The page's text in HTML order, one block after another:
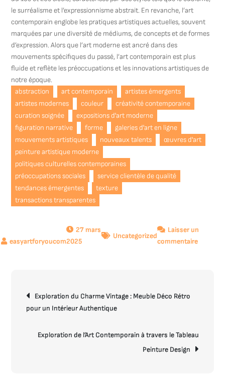
le surréalisme et l’expressionnisme abstrait. En revanche, l’art
contemporain englobe les pratiques artistiques actuelles, souvent
marquées par une diversité de médiums, de concepts et de formes
d’expression. Alors que l’art moderne est ancré dans des
mouvements spécifiques du passé, l’art contemporain est plus
fluide et reflète les préoccupations et les innovations artistiques de
notre époque.
abstraction
art contemporain
artistes émergents
artistes modernes
couleur
créativité contemporaine
curation soignée
expositions d'art moderne
figuration narrative
forme
galeries d'art en ligne
mouvements artistiques
nouveaux talents
œuvres d'art
peinture artistique moderne
politiques culturelles contemporaines
préoccupations sociales
service clientèle de qualité
tendances émergentes
texture
transactions transparentes
27 mars
2025
Uncategorized
Laisser un
commentairesur
la
de
l’article
Exploration du Charme Vintage : Meuble Déco Rétro
pour un Intérieur Authentique
Exploration de l’Art Contemporain à travers le Tableau
Peinture Design